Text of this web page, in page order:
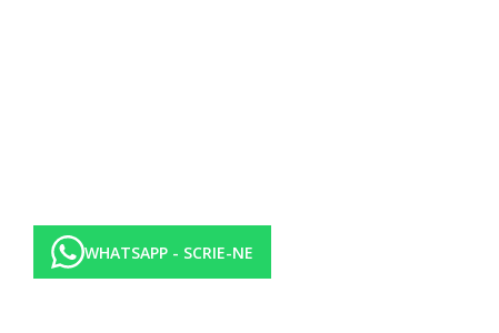
WHATSAPP - SCRIE-NE